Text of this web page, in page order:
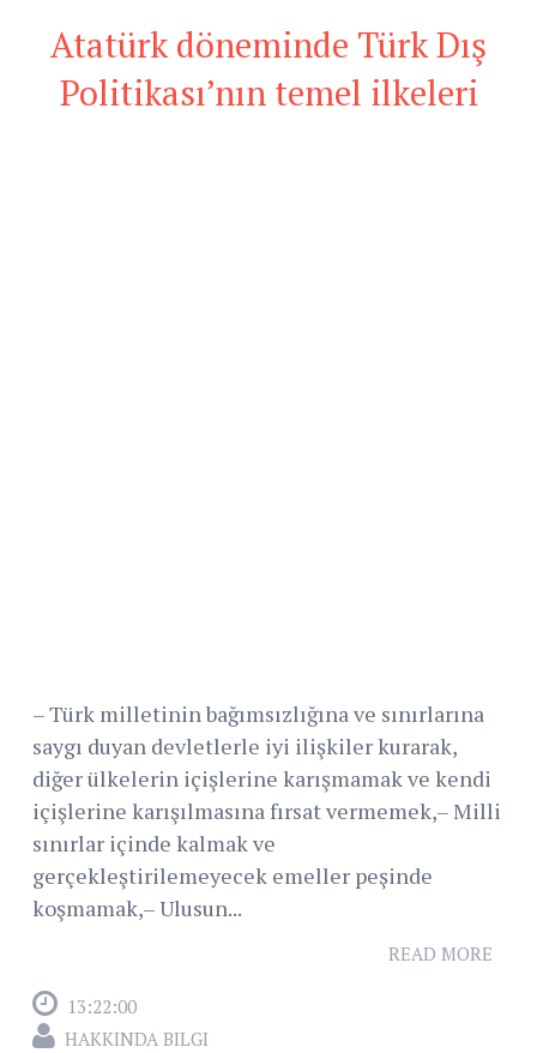
Atatürk döneminde Türk Dış
Politikası’nın temel ilkeleri
– Türk milletinin bağımsızlığına ve sınırlarına
saygı duyan devletlerle iyi ilişkiler kurarak,
diğer ülkelerin içişlerine karışmamak ve kendi
içişlerine karışılmasına fırsat vermemek,– Milli
sınırlar içinde kalmak ve
gerçekleştirilemeyecek emeller peşinde
koşmamak,– Ulusun...
READ MORE
13:22:00
HAKKINDA BILGI